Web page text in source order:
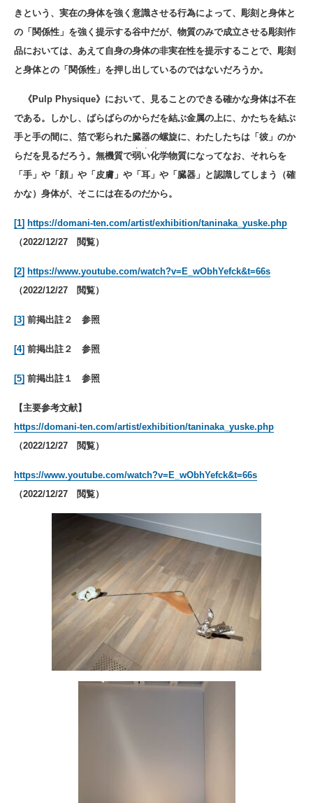
きという、実在の身体を強く意識させる行為によって、彫刻と身体と
の「関係性」を強く提示する谷中だが、物質のみで成立させる彫刻作
品においては、あえて自身の身体の非実在性を提示することで、彫刻
と身体との「関係性」を押し出しているのではないだろうか。
《Pulp Physique》において、見ることのできる確かな身体は不在
である。しかし、ばらばらのからだを結ぶ金属の上に、かたちを結ぶ
手と手の間に、箔で彩られた臓器の螺旋に、わたしたちは「彼」のか
らだを見るだろう。無機質で弱い
・・
化学物質になってなお、それらを
「手」や「顔」や「皮膚」や「耳」や「臓器」と認識してしまう（確
かな）身体が、そこには在るのだから。
[1] https://domani-ten.com/artist/exhibition/taninaka_yuske.php
（2022/12/27 閲覧）
[2] https://www.youtube.com/watch?v=E_wObhYefck&t=66s
（2022/12/27 閲覧）
[3] 前掲出註２ 参照
[4] 前掲出註２ 参照
[5] 前掲出註１ 参照
【主要参考文献】
https://domani-ten.com/artist/exhibition/taninaka_yuske.php
（2022/12/27 閲覧）
https://www.youtube.com/watch?v=E_wObhYefck&t=66s
（2022/12/27 閲覧）